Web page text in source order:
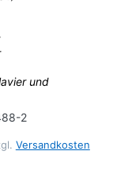
und
2
Versandkosten